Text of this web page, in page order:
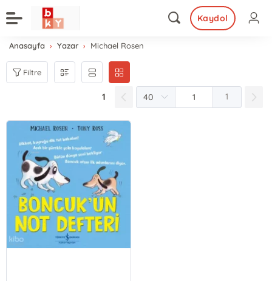
Kaydol
Anasayfa Yazar Michael Rosen
Filtre
1 1